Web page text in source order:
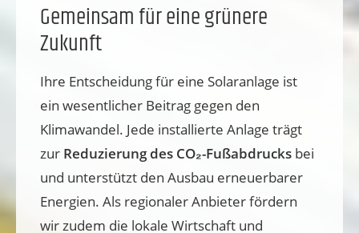
Gemeinsam für eine grünere
Zukunft
Ihre Entscheidung für eine Solaranlage ist
ein wesentlicher Beitrag gegen den
Klimawandel. Jede installierte Anlage trägt
zur Reduzierung des CO₂-Fußabdrucks bei
und unterstützt den Ausbau erneuerbarer
Energien. Als regionaler Anbieter fördern
wir zudem die lokale Wirtschaft und